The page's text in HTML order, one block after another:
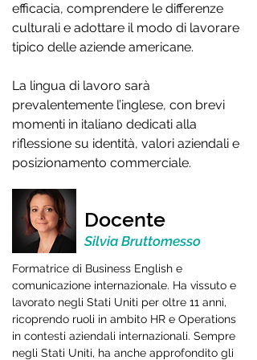
efficacia, comprendere le differenze
culturali e adottare il modo di lavorare
tipico delle aziende americane.
La lingua di lavoro sarà
prevalentemente l’inglese, con brevi
momenti in italiano dedicati alla
riflessione su identità, valori aziendali e
posizionamento commerciale.
Docente
Silvia Bruttomesso
Formatrice di Business English e
comunicazione internazionale. Ha vissuto e
lavorato negli Stati Uniti per oltre 11 anni,
ricoprendo ruoli in ambito HR e Operations
in contesti aziendali internazionali. Sempre
negli Stati Uniti, ha anche approfondito gli